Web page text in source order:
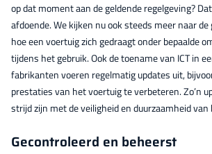
op dat moment aan de geldende regelgeving?
afdoende. We kijken nu ook steeds meer naar
hoe een voertuig zich gedraagt onder bepaalde
tijdens het gebruik. Ook de toename van ICT in
fabrikanten voeren regelmatig updates uit,
prestaties van het voertuig te verbeteren. Zo’n
strijd zijn met de veiligheid en duurzaamheid van
Gecontroleerd en beheerst